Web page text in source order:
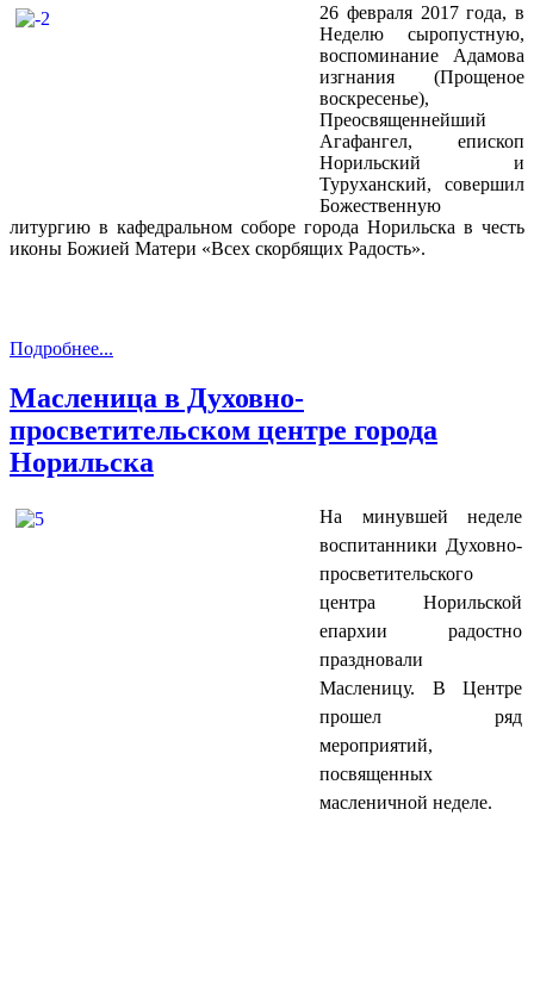
26 февраля 2017 года, в
Неделю сыропустную,
воспоминание Адамова
изгнания (Прощеное
воскресенье),
Преосвященнейший
Агафангел, епископ
Норильский и
Туруханский, совершил
Божественную
литургию в кафедральном соборе города Норильска в честь
иконы Божией Матери «Всех скорбящих Радость».
Подробнее...
Масленица в Духовно-
просветительском центре города
Норильска
На минувшей неделе
воспитанники Духовно-
просветительского
центра Норильской
епархии радостно
праздновали
Масленицу. В Центре
прошел ряд
мероприятий,
посвященных
масленичной неделе.